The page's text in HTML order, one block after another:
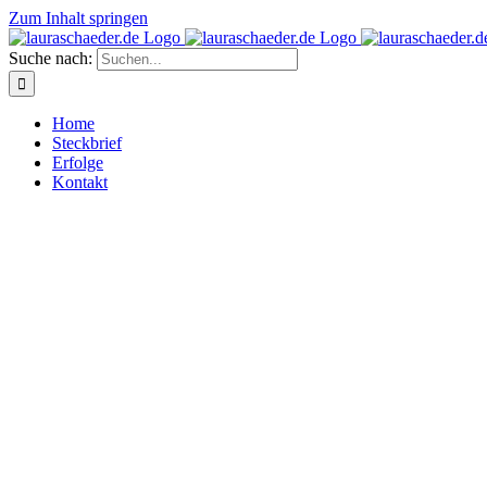
Zum Inhalt springen
Suche nach:
Home
Steckbrief
Erfolge
Kontakt